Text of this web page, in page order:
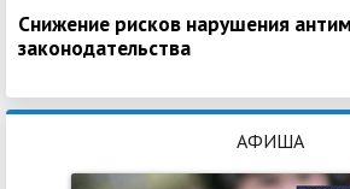
Снижение рисков нарушения
законодательства
АФИША